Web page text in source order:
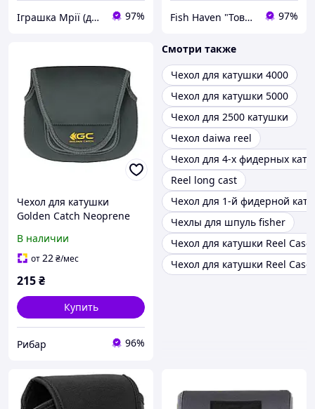
Іграшка Мрії (дитячі, авто, туризм) 97% Fish Haven "Товари для туризму та активного відпочинку" 97%
Чехол для катушки
Golden Catch Neoprene
6000),7020316
В наличии
от22₴/мес
215₴
Купить
Рибар 96%
Смотри также
Чехол для катушки 4000
Чехол для катушки 5000
Чехол для 2500 катушки
Чехол daiwa reel
Чехол для 4-х фидерных
Reel long cast
Чехол для 1-й фидерной
Чехлы для шпуль fisher
Чехол для катушки Reel Case
Чехол для катушки Reel Case